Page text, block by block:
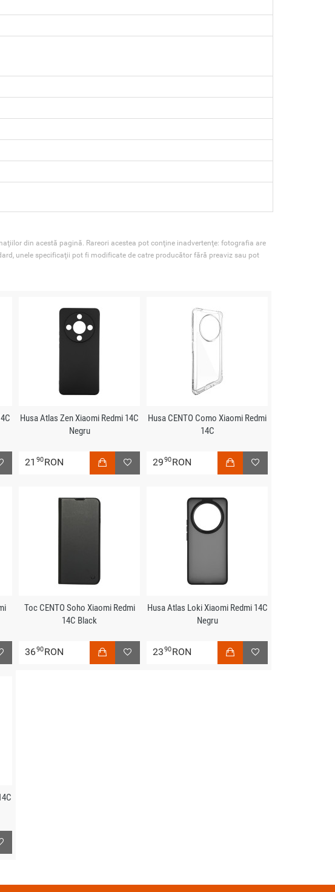
din acestă pagină. Rareori acestea pot conţine inadvertenţe: fotografia are
unele specificaţii pot fi modificate de catre producător fără preaviz sau pot
Husa Atlas Zen Xiaomi Redmi 14C
Negru
21 90RON
Husa CENTO Como Xiaomi Redmi
14C
2990RON
Toc CENTO Soho Xiaomi Redmi
14C Black
3690RON
Husa Atlas Loki Xiaomi Redmi 14C
Negru
2390RON